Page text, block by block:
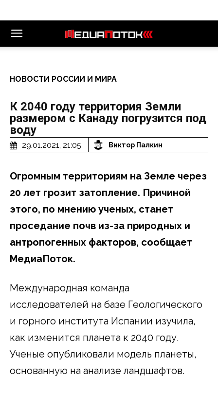
НОВОСТИ РОССИИ И МИРА
К 2040 году территория Земли
размером с Канаду погрузится под
воду
29.01.2021, 21:05 Виктор Палкин
Огромным территориям на Земле через
20 лет грозит затопление. Причиной
этого, по мнению ученых, станет
проседание почв из-за природных и
антропогенных факторов, сообщает
МедиаПоток.
Международная команда
исследователей на базе Геологического
и горного института Испании изучила,
как изменится планета к 2040 году.
Ученые опубликовали модель планеты,
основанную на анализе ландшафтов.